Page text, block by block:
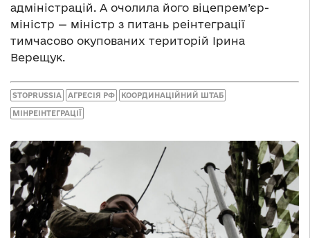
адміністрацій. А очолила його віцепрем’єр-
міністр — міністр з питань реінтеграції
тимчасово окупованих територій Ірина
Верещук.
STOPRUSSIA АГРЕСІЯ РФ КООРДИНАЦІЙНИЙ ШТАБ
МІНРЕІНТЕГРАЦІЇ